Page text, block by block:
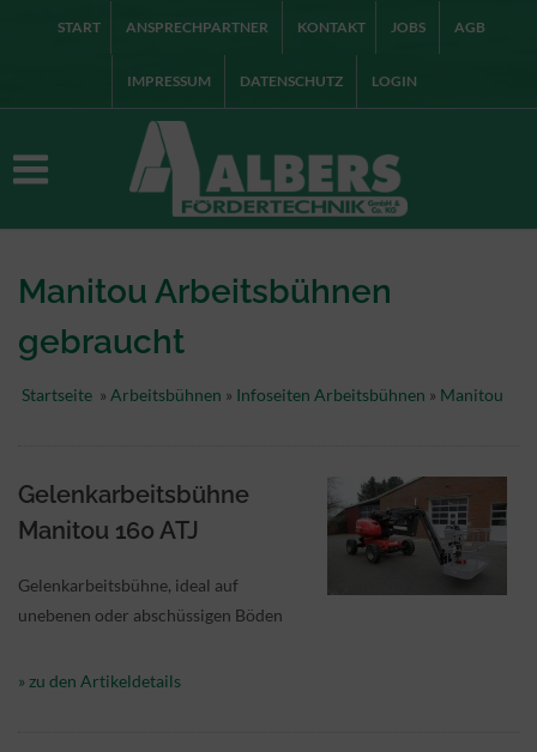
START ANSPRECHPARTNER KONTAKT JOBS AGB
IMPRESSUM DATENSCHUTZ LOGIN
Manitou Arbeitsbühnen
gebraucht
Startseite » Arbeitsbühnen » Infoseiten Arbeitsbühnen » Manitou
Gelenkarbeitsbühne
Manitou 160 ATJ
Gelenkarbeitsbühne, ideal auf
unebenen oder abschüssigen Böden
» zu den Artikeldetails